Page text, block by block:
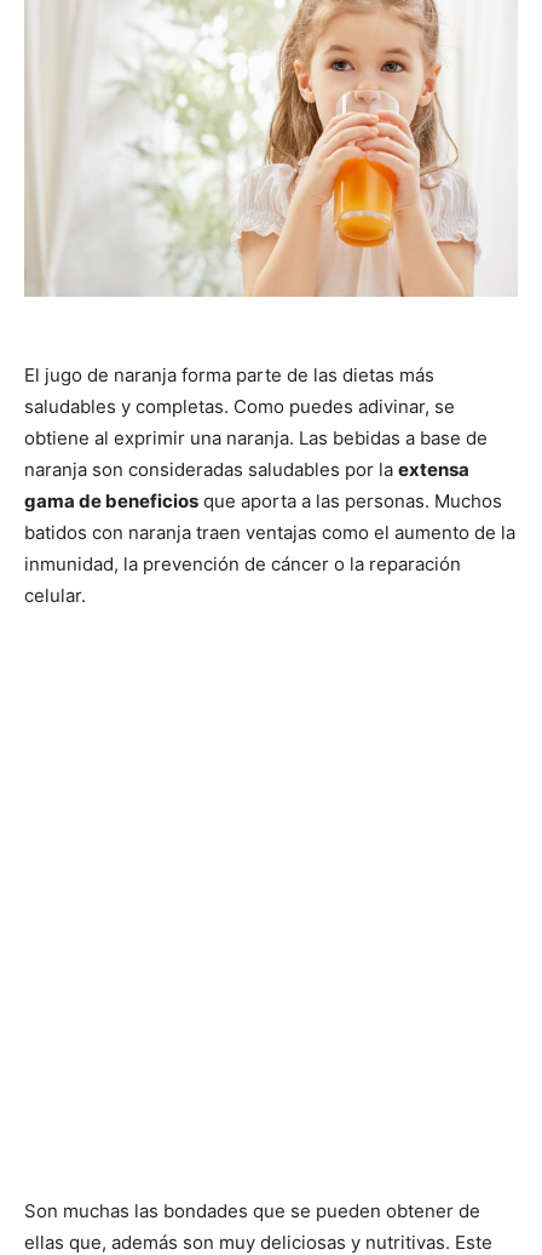
El jugo de naranja forma parte de las dietas más
saludables y completas. Como puedes adivinar, se
obtiene al exprimir una naranja. Las bebidas a base de
naranja son consideradas saludables por la extensa
gama de beneficios que aporta a las personas. Muchos
batidos con naranja traen ventajas como el aumento de la
inmunidad, la prevención de cáncer o la reparación
celular.
Son muchas las bondades que se pueden obtener de
ellas que, además son muy deliciosas y nutritivas. Este